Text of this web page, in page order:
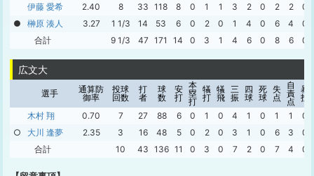
伊藤 愛希
2.40 8 33 118 8 0 1 1 3 2 0 2 2
0
●
榊原 湊人 3.27 1 1/3 14 53 6 0 2 0 1 4 0 6 4
0
合計
9 1/3 47 171 14 0 3 1 4 6 0 8 6 0
広文大
選手
通算防
御率
投球
回数
打
者
球
数
安
打
本
塁
打
犠
打
犠
飛
三
振
四
球
死
球
失
点
自
責
点
暴
投
木村 翔
0.70 7 27 88 6 0 1 0 4 1 0 1 1
0
○
大川 逢夢 2.35 3 16 48 5 0 2 0 3 1 0 6 3
0
合計
10 43 136 11 0 3 0 7 2 0 7 4 0